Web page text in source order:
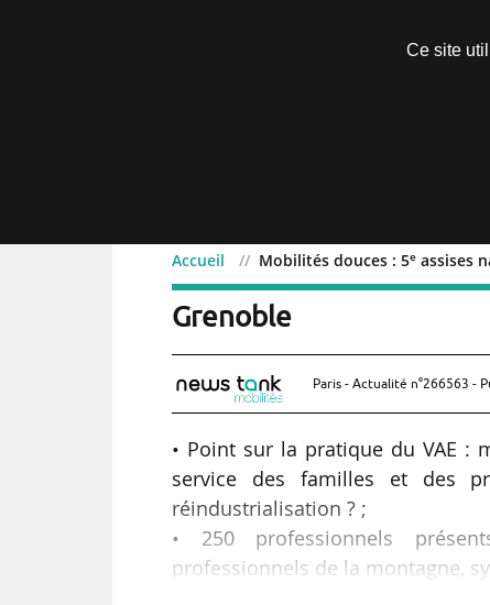
Accueil Mobilités douces : 5e assises
Mobilités douces : 5e
Grenoble
Paris - Actualité n°266563 -
• Point sur la pratique du VAE :
service des familles et des
réindustrialisation ? ;
• 250 professionnels
professionnels de la montagne,
Ce site